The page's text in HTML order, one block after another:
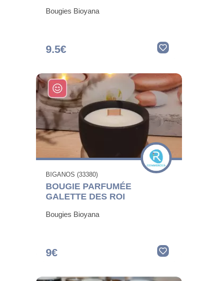
Bougies Bioyana
9.5€
BIGANOS (33380)
BOUGIE PARFUMÉE
GALETTE DES ROI
Bougies Bioyana
9€